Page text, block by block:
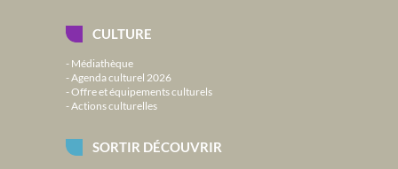
CULTURE
Médiathèque
Agenda culturel 2026
Offre et équipements culturels
Actions culturelles
SORTIR DÉCOUVRIR